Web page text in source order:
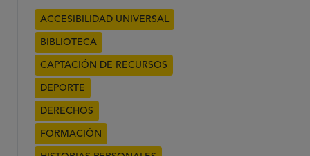
ACCESIBILIDAD UNIVERSAL
BIBLIOTECA
CAPTACIÓN DE RECURSOS
DEPORTE
DERECHOS
FORMACIÓN